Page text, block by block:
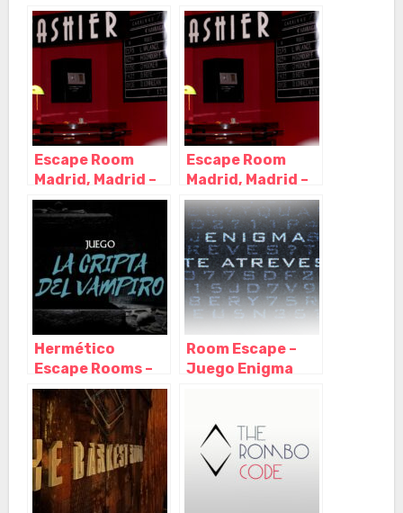
Room, Madrid –
Madrid
Madrid – Madrid
Escape Room
Madrid, Madrid –
Madrid
Escape Room
Madrid, Madrid –
Madrid
Hermético
Escape Rooms –
Escape Room en
Madrid, Madrid –
Madrid
Room Escape –
Juego Enigma